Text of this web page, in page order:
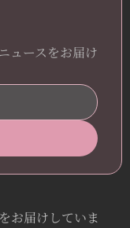
ュースをお届け
お届けしていま